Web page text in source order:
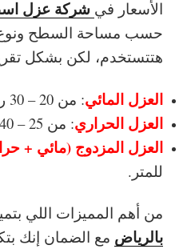
الأسعار في شركة عزل
حسب مساحة السطح ونوع
هتتستخدم، لكن بشكل
العزل المائي: من 20 – 30 ريال للمتر.
العزل الحراري: من 25 – 40 ريال للمتر.
العزل المزدوج (مائي +
للمتر.
من أهم المميزات اللي
بالرياض مع الضمان إنك